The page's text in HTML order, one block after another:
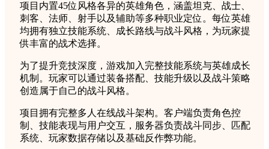
项目内置45位风格各异的英雄角色，涵盖坦克、战士、
刺客、法师、射手以及辅助等多种职业定位。每位英雄
均拥有独立技能系统、成长路线与战斗风格，为玩家提
供丰富的战术选择。
为了提升竞技深度，游戏加入完整技能系统与英雄成长
机制。玩家可以通过装备搭配、技能升级以及战斗策略
创造属于自己的战斗风格。
项目拥有完整多人在线战斗架构。客户端负责角色控
制、技能表现与用户交互，服务器负责战斗同步、匹配
系统、玩家数据存储以及基础反作弊功能。